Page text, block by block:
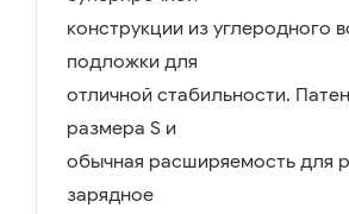
конструкции из
подложки для
отличной стабильности.
размера S и
обычная расширяемость для
зарядное